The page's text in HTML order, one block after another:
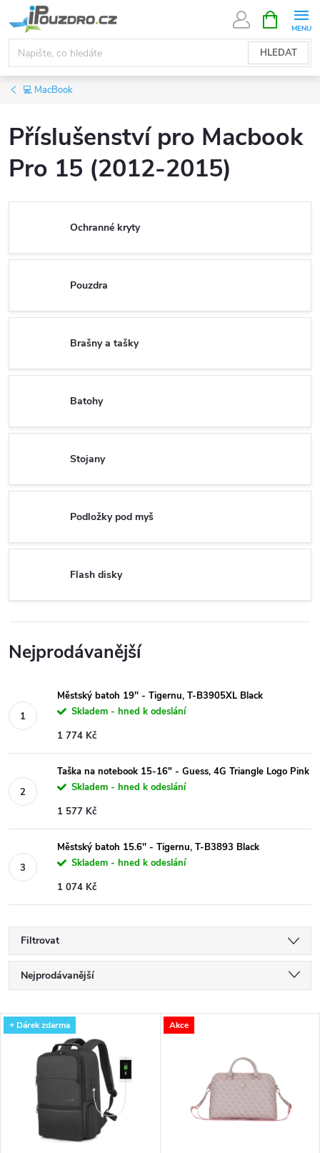
na
obsah
HLEDAT
NÁKUPNÍ
KOŠÍK
💻 MacBook
Příslušenství pro Macbook
Pro 15 (2012-2015)
Ochranné kryty
Pouzdra
Brašny a tašky
Batohy
Stojany
Podložky pod myš
Flash disky
Nejprodávanější
Městský batoh 19'' - Tigernu, T-B3905XL Black
Skladem - hned k odeslání
1 774 Kč
Taška na notebook 15-16" - Guess, 4G Triangle Logo Pink
Skladem - hned k odeslání
1 577 Kč
Městský batoh 15.6'' - Tigernu, T-B3893 Black
Skladem - hned k odeslání
1 074 Kč
Filtrovat
Ř
a
Nejprodávanější
Nejdražší
Abecedně
V
+ Dárek zdarma Akce